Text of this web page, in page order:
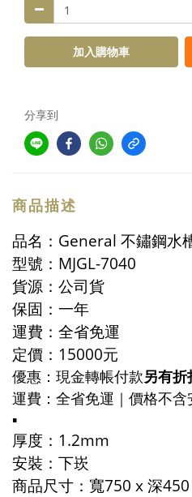
加入購物車
分享到
商品描述
品名：General 不鏽鋼水
型號：MJGL-7040
貨源：公司貨
保固：一年
運費：全省免運
定價：15000元
優惠： 現金轉帳付款另有折
運費：全省免運｜ 價格不含
▪️
厚度：1.2mm
安裝：下崁
商品尺寸：寬750 x 深